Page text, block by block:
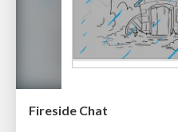
Fireside Chat